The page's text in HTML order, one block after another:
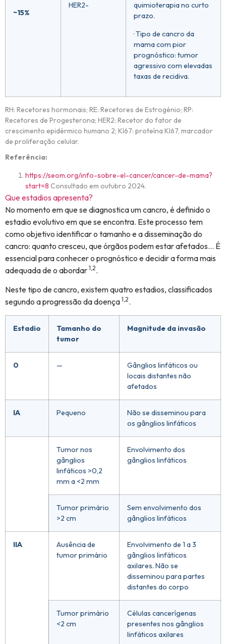
~15%
HER2-
quimioterapia no curto
prazo.
· Tipo de cancro da
mama com pior
prognóstico: tumor
agressivo com elevadas
taxas de recidiva.
RH: Recetores hormonais; RE: Recetores de Estrogénio; RP:
Recetores de Progesterona; HER2: Recetor do fator de
crescimento epidérmico humano 2; KI67: proteína KI67, marcador
de proliferação celular.
Referência:
https://seom.org/info-sobre-el-cancer/cancer-de-mama?
start=8 Consultado em outubro 2024.
Que estadios apresenta?
No momento em que se diagnostica um cancro, é definido o
estadio evolutivo em que se encontra. Este processo tem
como objetivo identificar o tamanho e a disseminação do
cancro: quanto cresceu, que órgãos podem estar afetados… É
essencial para conhecer o prognóstico e decidir a forma mais
adequada de o abordar 1,2.
Neste tipo de cancro, existem quatro estadios, classificados
segundo a progressão da doença 1,2.
Estadio
Tamanho do
tumor
Magnitude da invasão
0 —
Gânglios linfáticos ou
locais distantes não
afetados
IA Pequeno
Não se disseminou para
os gânglios linfáticos
Tumor nos
gânglios
linfáticos >0,2
mm a <2 mm
Envolvimento dos
gânglios linfáticos
Tumor primário
>2 cm
Sem envolvimento dos
gânglios linfáticos
IIA
Ausência de
tumor primário
Envolvimento de 1 a 3
gânglios linfáticos
axilares. Não se
disseminou para partes
distantes do corpo
Tumor primário
<2 cm
Células cancerígenas
presentes nos gânglios
linfáticos axilares